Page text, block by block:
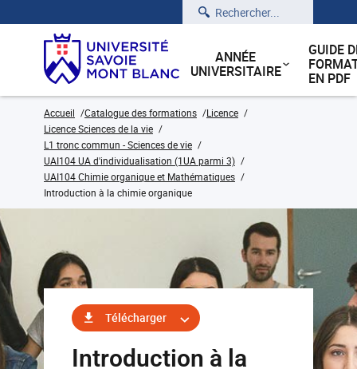
Rechercher
ANNÉE
UNIVERSITAIRE
GUIDE
EN PDF
Accueil Catalogue des formations
Licence
Licence Sciences de la vie
L1 tronc commun - Sciences de vie
UAI104 UA d'individualisation (1UA parmi 3)
UAI104 Chimie organique et Mathématiques
Introduction à la chimie organique
Télécharger
Introduction à la